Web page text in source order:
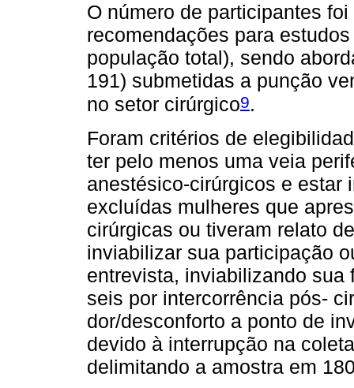
O número de participantes
recomendações para
população total), sendo
191) submetidas a punção
no setor cirúrgico9.
Foram critérios de
ter pelo menos uma veia
anestésico-cirúrgicos e estar
excluídas mulheres que
cirúrgicas ou tiveram relato
inviabilizar sua participação
entrevista, inviabilizando sua
seis por intercorrência pós-
dor/desconforto a ponto de
devido à interrupção na
delimitando a amostra em